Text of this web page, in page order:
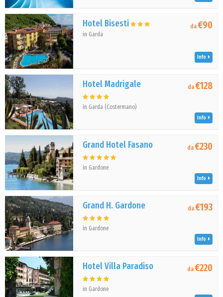
Hotel Bisesti
in Garda
da€90
Info
Hotel Madrigale
in Garda (Costermano)
da€128
Info
Grand Hotel Fasano
in Gardone
da€230
Info
Grand H. Gardone
in Gardone
da€193
Info
Hotel Villa Paradiso
in Gardone
da€220